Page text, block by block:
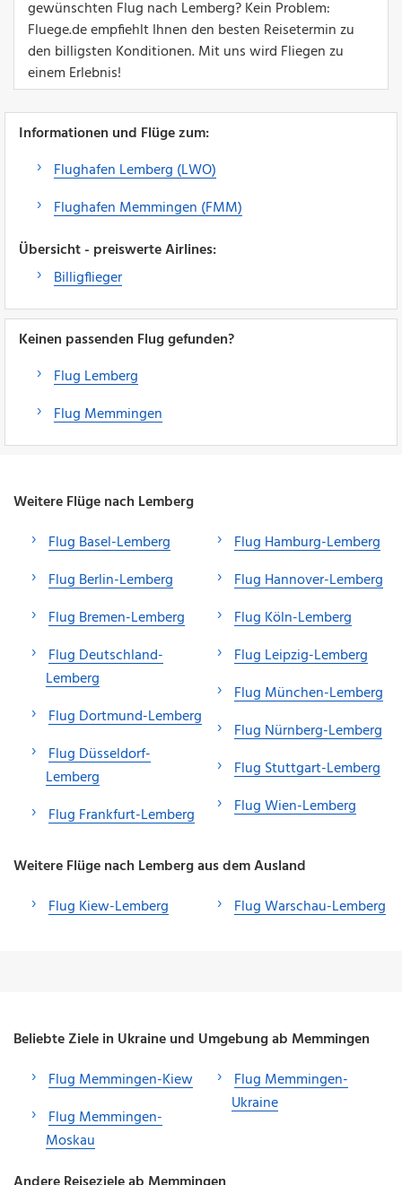
gewünschten Flug nach Lemberg? Kein Problem:
Fluege.de empfiehlt Ihnen den besten Reisetermin zu
den billigsten Konditionen. Mit uns wird Fliegen zu
einem Erlebnis!
Informationen und Flüge zum:
Flughafen Lemberg (LWO)
Flughafen Memmingen (FMM)
Übersicht - preiswerte Airlines:
Billigflieger
Keinen passenden Flug gefunden?
Flug Lemberg
Flug Memmingen
Weitere Flüge nach Lemberg
Flug Basel-Lemberg
Flug Berlin-Lemberg
Flug Bremen-Lemberg
Flug Deutschland-
Lemberg
Flug Dortmund-Lemberg
Flug Düsseldorf-
Lemberg
Flug Frankfurt-Lemberg
Flug Hamburg-Lemberg
Flug Hannover-Lemberg
Flug Köln-Lemberg
Flug Leipzig-Lemberg
Flug München-Lemberg
Flug Nürnberg-Lemberg
Flug Stuttgart-Lemberg
Flug Wien-Lemberg
Weitere Flüge nach Lemberg aus dem Ausland
Flug Kiew-Lemberg
Flug Warschau-Lemberg
Beliebte Ziele in Ukraine und Umgebung ab Memmingen
Flug Memmingen-Kiew
Flug Memmingen-
Moskau
Flug Memmingen-
Ukraine